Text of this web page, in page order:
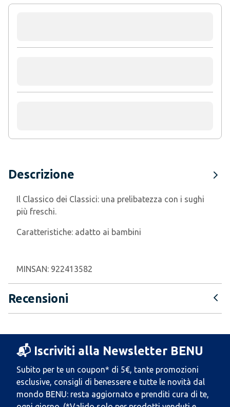
Descrizione
Il Classico dei Classici: una prelibatezza con i sughi
più freschi.
Caratteristiche: adatto ai bambini
MINSAN: 922413582
Recensioni
📬 Iscriviti alla Newsletter BENU
Subito per te un coupon* di 5€, tante promozioni
esclusive, consigli di benessere e tutte le novità dal
mondo BENU: resta aggiornato e prenditi cura di te,